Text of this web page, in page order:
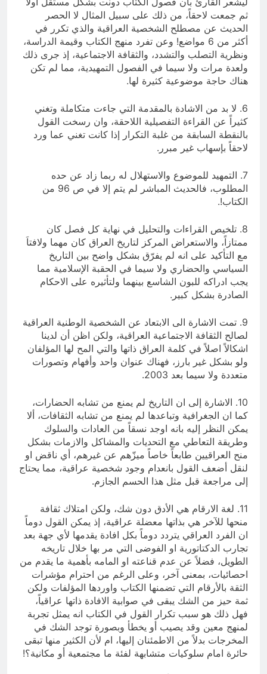
ثم جمعت لاحقاً، من ذلك على سبيل المثال لا الحصر
الحديث عن مصطلح الشخصية العراقية والذي تكرر في
أكثر من 6 مواضع! وعن تفرد منهج الكتاب وقيمة الدراسة،
ونظرية التصلب والتشدد، والثقافة الاجتماعية، إذ جرى ذلك
ولعدة مرات ولا سيما في الفصول التمهيدية، مما لم تكن
هناك حاجة موضوعية كثيرة لها.
6. لا بد من الاشادة بالمقدمة التي جاءت متكاملة وتغني
كثيراً عن القراءة التفصيلية اللاحقة، وان رسخت القول
بالنقطة السابقة من غلبة التكرار إذا كانت تغني عما ورد
لاحقاً بإسهاب غير مبرر.
7. التمهيد للموضوع والاستهلال له ربما زاد عن حده
المطلوب، فالحديث المباشر لم يتم إلا في ص 96 من
الكتاب!.
8. تلخيص القراءات والتحليل في نهاية كل فصل كان
ممتازاً، والاستعراض المركز لتاريخ العراق كان مهما ولافتاَ
مع التأكيد على انه لم يفرّق بشكل واضح بين التاريخ
السياسي والحضاري ولا سيما في الحقبة الإسلامية مما
يجب ادراكه للبون الشاسع بينهما ولتأثيره على الاحكام
الصادرة بشكل كبير.
9. تمت الاشارة الى الابتعاد عن الشخصية الوطنية العراقية
لصالح الثقافة الاجتماعية العراقية، ولكن اظن أن لدينا
اشكالاً اصلاً في كلمة العراق ذاتها والتي المح لها المؤلفان
ولو بشكل غير بارز، فهناك عنوان واحد وأفهام وتصورات
متعددة ولا سيما بعد 2003.
10. الاشارة إلى ان التاريخ لم يمنع من تشابه الحضارات،
كما ان الجغرافية وتباعدها لم يمنع من تشابه الثقافات، ألا
يمكن النظر إليه بانه اوجد نسقاً من العادات والسلوك
وطريقة التعاطي مع التحديات والمشاكل والازمات بشكل
منح العراقيين طابعاً خاصاً ميزّهم عن غيرهم، أي ناقض او
لنقل أضعف القول بانعدام وجود شخصية عراقية، مما يحتاج
إلى مراجعة قبل مثل هذا الحسم الجازم.
11. لغة الارقام هي الأدق دون شك، ولكن امتلاك ثقافة
منحها للآخر هي بذاتها معضلة عراقية، إذ يمكن القول دوماً
ان الفرد العراقي يتردد دوماً بكل افادة يقدمها لأي جهة بعد
تجارب الدكتاتورية او الفوضى التي مر بها خلال تاريخه
الطويل، فضلاً عن عدم قناعته او المامه بأهمية ما يقدم من
احصائيات، بمعنى آخر، وعلى الرغم من احترام مؤشرات
الثقة بالأرقام التي تضمنها الكتاب واوردها المؤلفات ولكن
ثمة حيز من الشك يبقى في صوابية الافادة ذاتها عراقياً،
فهل ذلك هو سبب تكرار القول في الكتاب انه يمثل تجربة
لمنهج معين وقد يصيب أو يخطأ وبصورة توجد الشك في
المخرجات بدلاً من الاطمئنان إليها، ام لأن الكثير منها تبقى
حائرة امام سلوكيات متشابهة لفئة ما مجتمعية أو مكانية؟!